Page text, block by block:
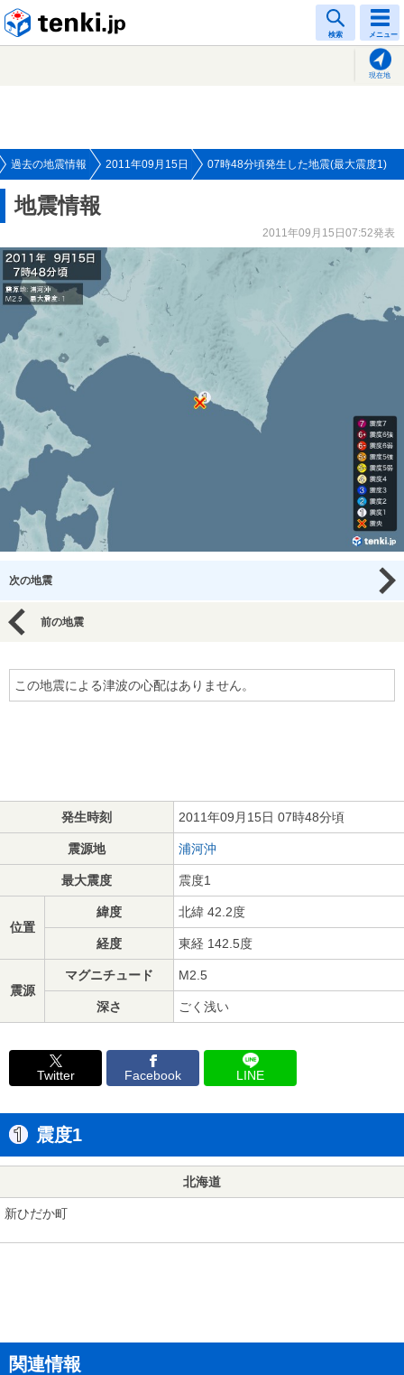
検索 メニュー
現在地
過去の地震情報 2011年09月15日 07時48分頃発生した地震(最大震度1)
地震情報
2011年09月15日07:52発表
次の地震
前の地震
この地震による津波の心配はありません。
発生時刻 2011年09月15日 07時48分頃
震源地 浦河沖
最大震度 震度1
位置
緯度 北緯 42.2度
経度 東経 142.5度
震源
マグニチュード M2.5
深さ ごく浅い
Twitter Facebook LINE
震度1
北海道
新ひだか町
関連情報